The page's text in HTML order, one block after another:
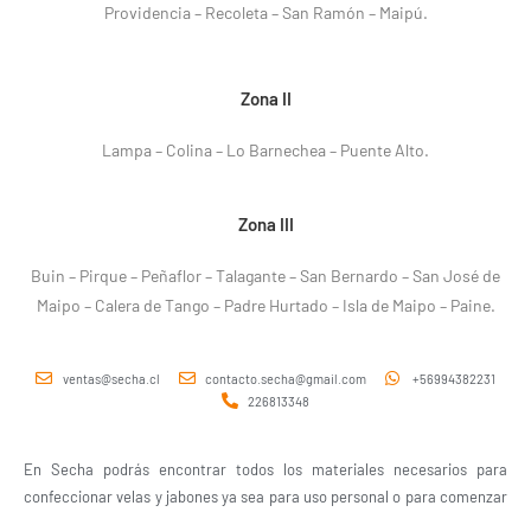
Providencia – Recoleta – San Ramón – Maipú.
Zona II
Lampa – Colina – Lo Barnechea – Puente Alto.
Zona III
Buin – Pirque – Peñaflor – Talagante – San Bernardo – San José de
Maipo – Calera de Tango – Padre Hurtado – Isla de Maipo – Paine.
ventas@secha.cl contacto.secha@gmail.com
+56994382231
226813348
En Secha podrás encontrar todos los materiales necesarios para
confeccionar velas y jabones ya sea para uso personal o para comenzar